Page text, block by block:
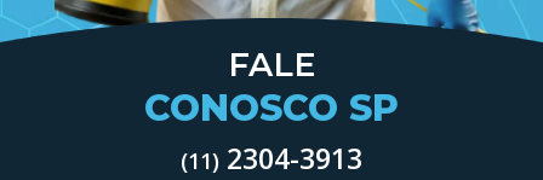
FALE
CONOSCO SP
(11) 2304-3913